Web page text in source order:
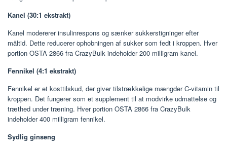
Kanel (30:1 ekstrakt)
Kanel modererer insulinrespons og sænker sukkerstigninger efter
måltid. Dette reducerer ophobningen af ​​sukker som fedt i kroppen. Hver
portion OSTA 2866 fra CrazyBulk indeholder 200 milligram kanel.
Fennikel (4:1 ekstrakt)
Fennikel er et kosttilskud, der giver tilstrækkelige mængder C-vitamin til
kroppen. Det fungerer som et supplement til at modvirke udmattelse og
træthed under træning. Hver portion OSTA 2866 fra CrazyBulk
indeholder 400 milligram fennikel.
Sydlig ginseng